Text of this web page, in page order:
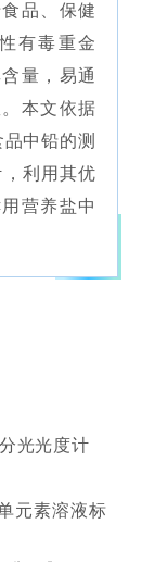
品、保健
有毒重金
量，易通
本文依据
中铅的测
利用其优
营养盐中
光光度计
元素溶液标